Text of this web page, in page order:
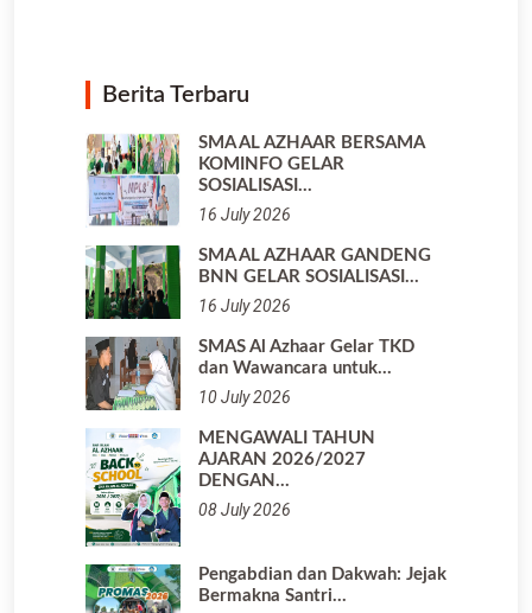
Berita Terbaru
SMA AL AZHAAR BERSAMA
KOMINFO GELAR
SOSIALISASI…
16 July 2026
SMA AL AZHAAR GANDENG
BNN GELAR SOSIALISASI…
16 July 2026
SMAS Al Azhaar Gelar TKD
dan Wawancara untuk…
10 July 2026
MENGAWALI TAHUN
AJARAN 2026/2027
DENGAN…
08 July 2026
Pengabdian dan Dakwah: Jejak
Bermakna Santri…